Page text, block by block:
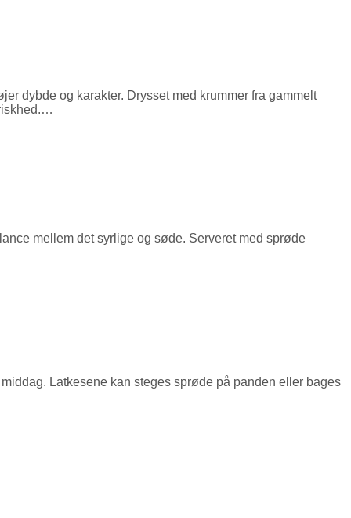
dybde og karakter. Drysset med krummer fra gammelt
mellem det syrlige og søde. Serveret med sprøde
Latkesene kan steges sprøde på panden eller bages